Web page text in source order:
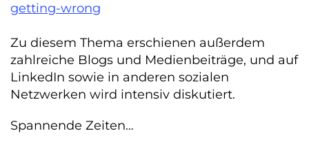
getting-wrong
Zu diesem Thema erschienen außerdem
zahlreiche Blogs und Medienbeiträge, und auf
LinkedIn sowie in anderen sozialen
Netzwerken wird intensiv diskutiert.
Spannende Zeiten…